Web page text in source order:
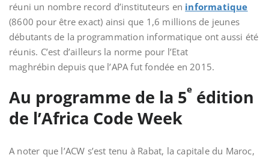
réuni un nombre record d’instituteurs en informatique
(8600 pour être exact) ainsi que 1,6 millions de jeunes
débutants de la programmation informatique ont aussi été
réunis. C’est d’ailleurs la norme pour l’Etat
maghrébin depuis que l’APA fut fondée en 2015.
Au programme de la 5e édition
de l’Africa Code Week
A noter que l’ACW s’est tenu à Rabat, la capitale du Maroc,